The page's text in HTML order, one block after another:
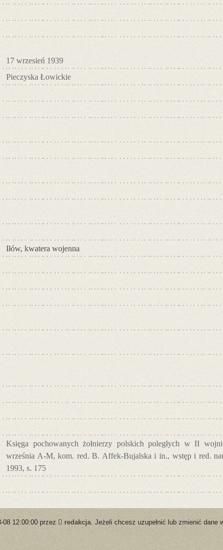
17 wrzesień 1939
Pieczyska Łowickie
Iłów, kwatera wojenna
Księga pochowanych żołnierzy polskich poległych w II
września A-M, kom. red. B. Affek-Bujalska i in., wstęp i red.
1993, s. 175
08 12:00:00 przez redakcja . Jeżeli chcesz uzupełnić lub zmienić dane